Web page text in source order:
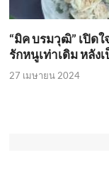
“มิค บรมวุฒิ” เปิด
รักหนูเท่าเดิม หลัง
27 เมษายน 2024